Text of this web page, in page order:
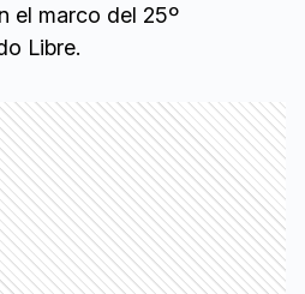
el marco del 25º
Libre.